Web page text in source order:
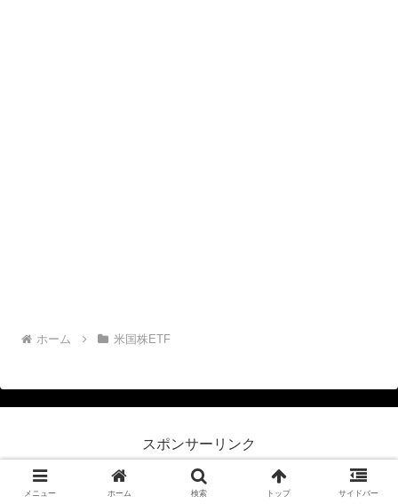
ホーム 米国株ETF
スポンサーリンク
メニュー ホーム 検索 トップ サイドバー